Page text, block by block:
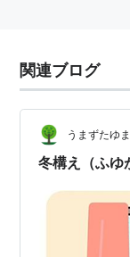
関連ブログ
うまずたゆ
冬構え（ふゆ